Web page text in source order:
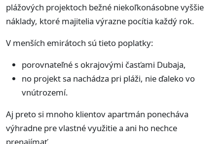
plážových projektoch bežné niekoľkonásobne vyššie
náklady, ktoré majitelia výrazne pocítia každý rok.
V menších emirátoch sú tieto poplatky:
porovnateľné s okrajovými časťami Dubaja,
no projekt sa nachádza pri pláži, nie ďaleko vo
vnútrozemí.
Aj preto si mnoho klientov apartmán ponecháva
výhradne pre vlastné využitie a ani ho nechce